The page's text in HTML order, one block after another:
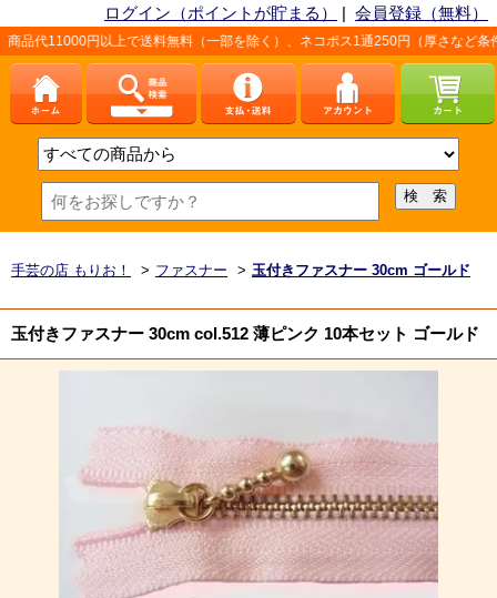
ログイン（ポイントが貯まる） | 会員登録（無料）
上で送料無料（一部を除く）、ネコポス1通250円（厚さなど条件あり）。詳し
手芸の店 もりお！ > ファスナー > 玉付きファスナー 30cm ゴールド
玉付きファスナー 30cm col.512 薄ピンク 10本セット ゴールド